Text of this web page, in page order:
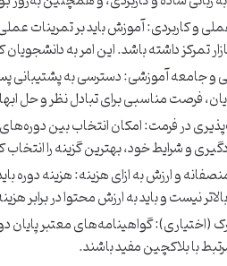
و کاربردی: آموزش باید بر تمرینات
تمرکز داشته باشد. این امر به
و جامعه آموزشی: دسترسی به پشتیبانی
فرصت مناسبی برای تبادل نظر و حل
در فرمت: امکان انتخاب بین
و شرایط خود، بهترین گزینه را انتخاب
و ارزش به ازای هزینه: هزینه دوره
نیست و باید به ارزش محتوا در برابر
(اختیاری): گواهینامه‌های معتبر پایان
با بلاکچین مفید باشند.